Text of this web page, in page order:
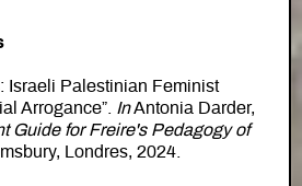
Israeli Palestinian Feminist
Arrogance”. InAntonia Darder,
Guide for Freire's Pedagogy of
Londres, 2024.